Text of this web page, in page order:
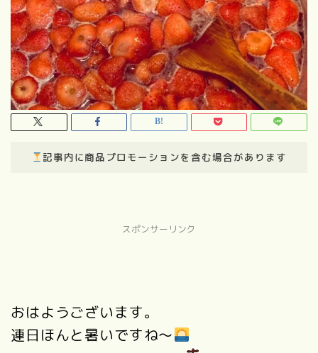
記事内に商品プロモーションを含む場合があります
スポンサーリンク
おはようございます。
連日ほんと暑いですね～